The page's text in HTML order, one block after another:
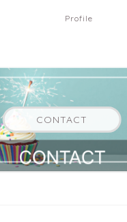
Profile
CONTACT